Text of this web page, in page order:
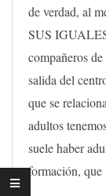
de verdad, al
SUS
compañeros
salida del
que se
adultos
suele haber
formación, que